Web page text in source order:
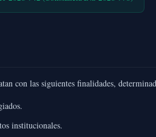
con las siguientes finalidades,
institucionales.